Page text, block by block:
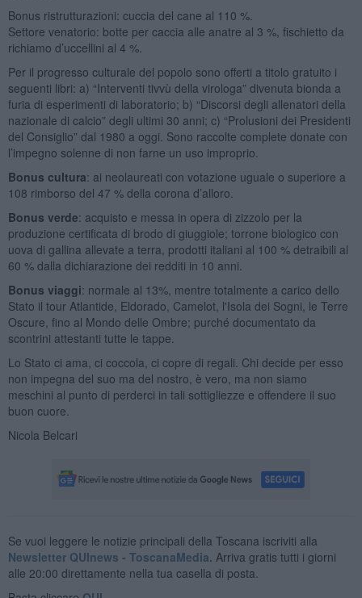
Bonus ristrutturazioni: cuccia del cane al 110 %.
Settore venatorio: botte per caccia alle anatre al 3 %, fischietto da
richiamo d’uccellini al 4 %.
Per il progresso culturale del popolo sono offerti a titolo gratuito i
seguenti libri: a) “Interventi tivvù della virologa” divenuta bionda a
furia di esperimenti di laboratorio; b) “Discorsi degli allenatori della
nazionale di calcio” degli ultimi 30 anni; c) “Prolusioni dei Presidenti
del Consiglio” dal 1980 a oggi. Sono raccolte complete donate con
l’impegno solenne di non farne un uso improprio.
Bonus cultura: ai neolaureati con votazione uguale o superiore a
108 rimborso del 47 % della corona d’alloro.
Bonus verde: acquisto e messa in opera di zizzolo per la
produzione certificata di brodo di giuggiole; torrone biologico con
uova di gallina allevate a terra, prodotti italiani al 100 % detraibili al
60 % dalla dichiarazione dei redditi in 10 anni.
Bonus viaggi: normale al 13%, mentre totalmente a carico dello
Stato il tour Atlantide, Eldorado, Camelot, l'Isola dei Sogni, le Terre
Oscure, fino al Mondo delle Ombre; purché documentato da
scontrini attestanti tutte le tappe.
Lo Stato ci ama, ci coccola, ci copre di regali. Chi decide per esso
non impegna del suo ma del nostro, è vero, ma non siamo
meschini al punto di perderci in tali sottigliezze e offendere il suo
buon cuore.
Nicola Belcari
Se vuoi leggere le notizie principali della Toscana iscriviti alla
Newsletter QUInews - ToscanaMedia. Arriva gratis tutti i giorni
alle 20:00 direttamente nella tua casella di posta.